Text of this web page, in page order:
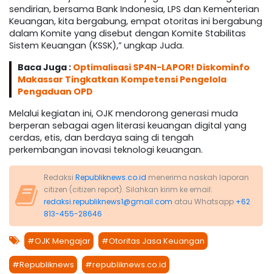
sendirian, bersama Bank Indonesia, LPS dan Kementerian
Keuangan, kita bergabung, empat otoritas ini bergabung
dalam Komite yang disebut dengan Komite Stabilitas
Sistem Keuangan (KSSK),” ungkap Juda.
Baca Juga : Optimalisasi SP4N-LAPOR! Diskominfo
Makassar Tingkatkan Kompetensi Pengelola
Pengaduan OPD
Melalui kegiatan ini, OJK mendorong generasi muda
berperan sebagai agen literasi keuangan digital yang
cerdas, etis, dan berdaya saing di tengah
perkembangan inovasi teknologi keuangan.
Redaksi Republiknews.co.id menerima naskah laporan
citizen (citizen report). Silahkan kirim ke email:
redaksi.republiknews1@gmail.com atau Whatsapp +62
813-455-28646
#OJK Mengajar #Otoritas Jasa Keuangan
#Republiknews #republiknews.co.id